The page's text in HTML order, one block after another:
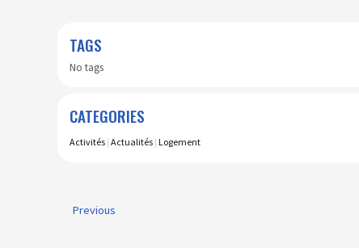
TAGS
No tags
CATEGORIES
Activités | Actualités | Logement
Previous